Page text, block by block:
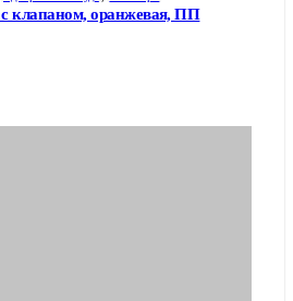
клапаном, оранжевая, ПП